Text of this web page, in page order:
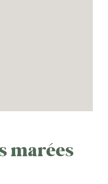
marées